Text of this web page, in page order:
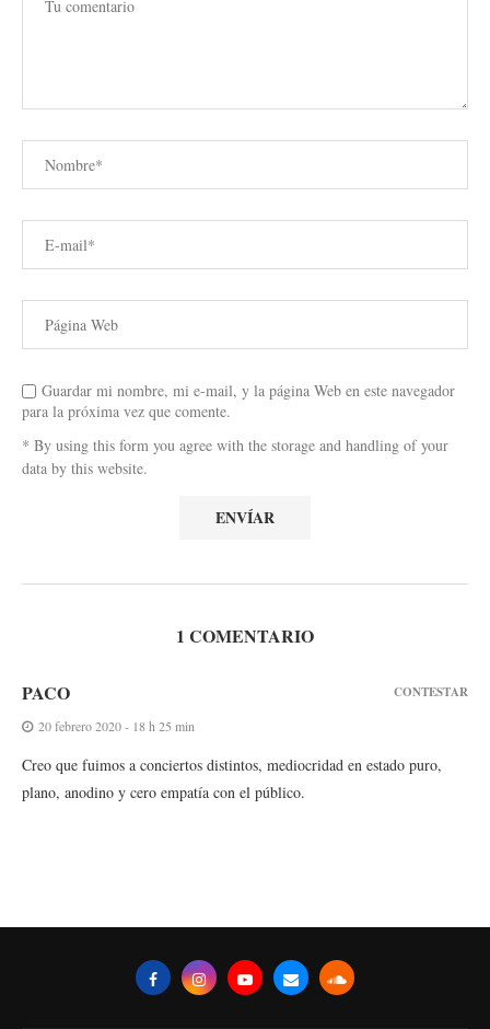
Guardar mi nombre, mi e-mail, y la página Web en este navegador
para la próxima vez que comente.
* By using this form you agree with the storage and handling of your
data by this website.
1 COMENTARIO
PACO
20 febrero 2020 - 18 h 25 min
Creo que fuimos a conciertos distintos, mediocridad en estado puro,
plano, anodino y cero empatía con el público.
CONTESTAR